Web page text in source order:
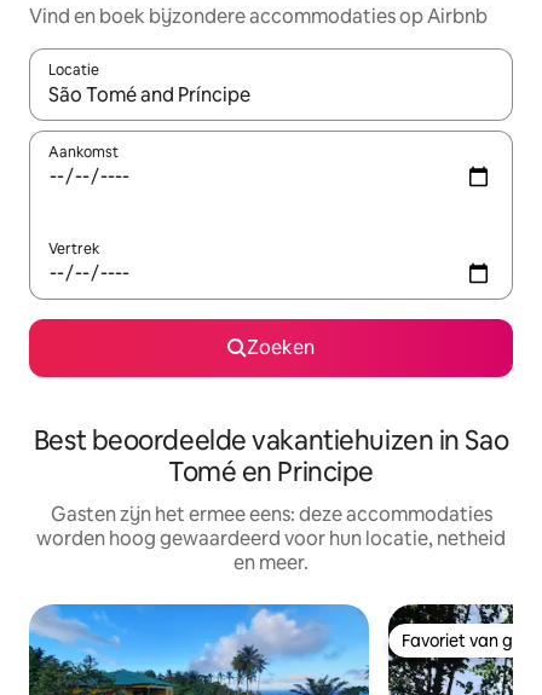
Vind en boek bijzondere accommodaties op Airbnb
Locatie
Wanneer er suggesties beschikbaar zijn, maak je een keuze
Aankomst
Vertrek
Zoeken
Best beoordeelde vakantiehuizen in Sao
Tomé en Principe
Gasten zijn het ermee eens: deze accommodaties
worden hoog gewaardeerd voor hun locatie, netheid
en meer.
Favoriet van
Favoriet van